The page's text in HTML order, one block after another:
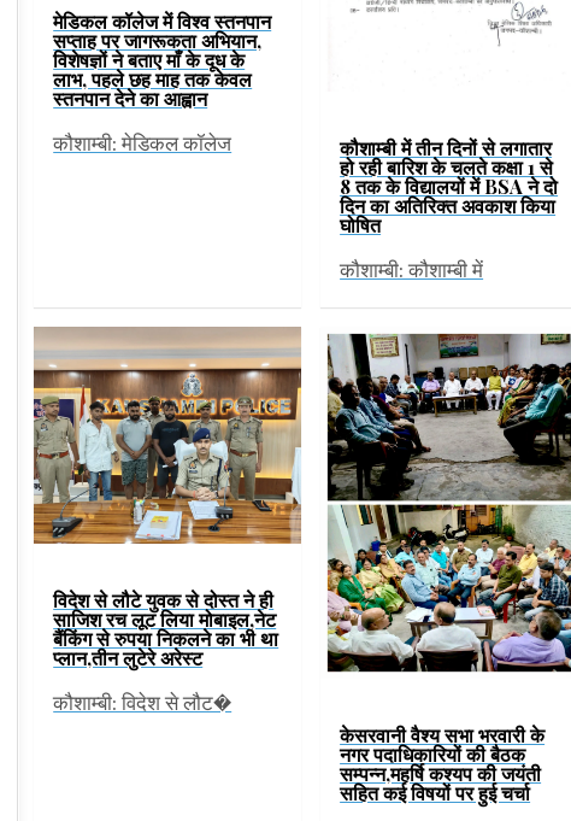
मेडिकल कॉलेज में विश्व स्तनपान
सप्ताह पर जागरूकता अभियान,
विशेषज्ञों ने बताए माँ के दूध के
लाभ, पहले छह माह तक केवल
स्तनपान देने का आह्वान
कौशाम्बी: मेडिकल कॉलेज कौशाम्बी में तीन दिनों से लगातार
हो रही बारिश के चलते कक्षा 1 से
8 तक के विद्यालयों में BSA ने दो
दिन का अतिरिक्त अवकाश किया
घोषित
कौशाम्बी: कौशाम्बी में
विदेश से लौटे युवक से दोस्त ने ही
साजिश रच लूट लिया मोबाइल,नेट
बैंकिंग से रुपया निकलने का भी था
प्लान,तीन लुटेरे अरेस्ट
कौशाम्बी: विदेश से लौट�
केसरवानी वैश्य सभा भरवारी के
नगर पदाधिकारियों की बैठक
सम्पन्न,महर्षि कश्यप की जयंती
सहित कई विषयों पर हुई चर्चा